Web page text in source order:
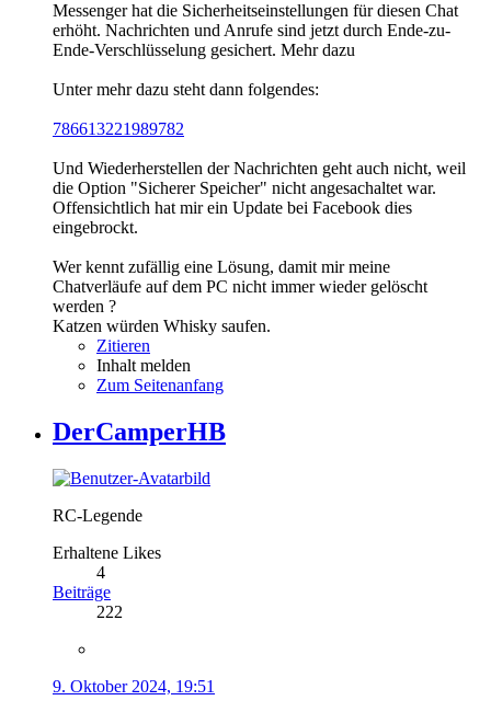
Messenger hat die Sicherheitseinstellungen für diesen Chat
erhöht. Nachrichten und Anrufe sind jetzt durch Ende-zu-
Ende-Verschlüsselung gesichert. Mehr dazu
Unter mehr dazu steht dann folgendes:
786613221989782
Und Wiederherstellen der Nachrichten geht auch nicht, weil
die Option "Sicherer Speicher" nicht angesachaltet war.
Offensichtlich hat mir ein Update bei Facebook dies
eingebrockt.
Wer kennt zufällig eine Lösung, damit mir meine
Chatverläufe auf dem PC nicht immer wieder gelöscht
werden ?
Katzen würden Whisky saufen.
Zitieren
Inhalt melden
Zum Seitenanfang
DerCamperHB
RC-Legende
Erhaltene Likes
4
Beiträge
222
9. Oktober 2024, 19:51